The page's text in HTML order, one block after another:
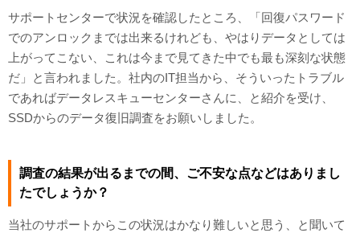
サポートセンターで状況を確認したところ、「回復パスワード
でのアンロックまでは出来るけれども、やはりデータとしては
上がってこない、これは今まで見てきた中でも最も深刻な状態
だ」と言われました。社内のIT担当から、そういったトラブル
であればデータレスキューセンターさんに、と紹介を受け、
SSDからのデータ復旧調査をお願いしました。
調査の結果が出るまでの間、ご不安な点などはありまし
たでしょうか？
当社のサポートからこの状況はかなり難しいと思う、と聞いて